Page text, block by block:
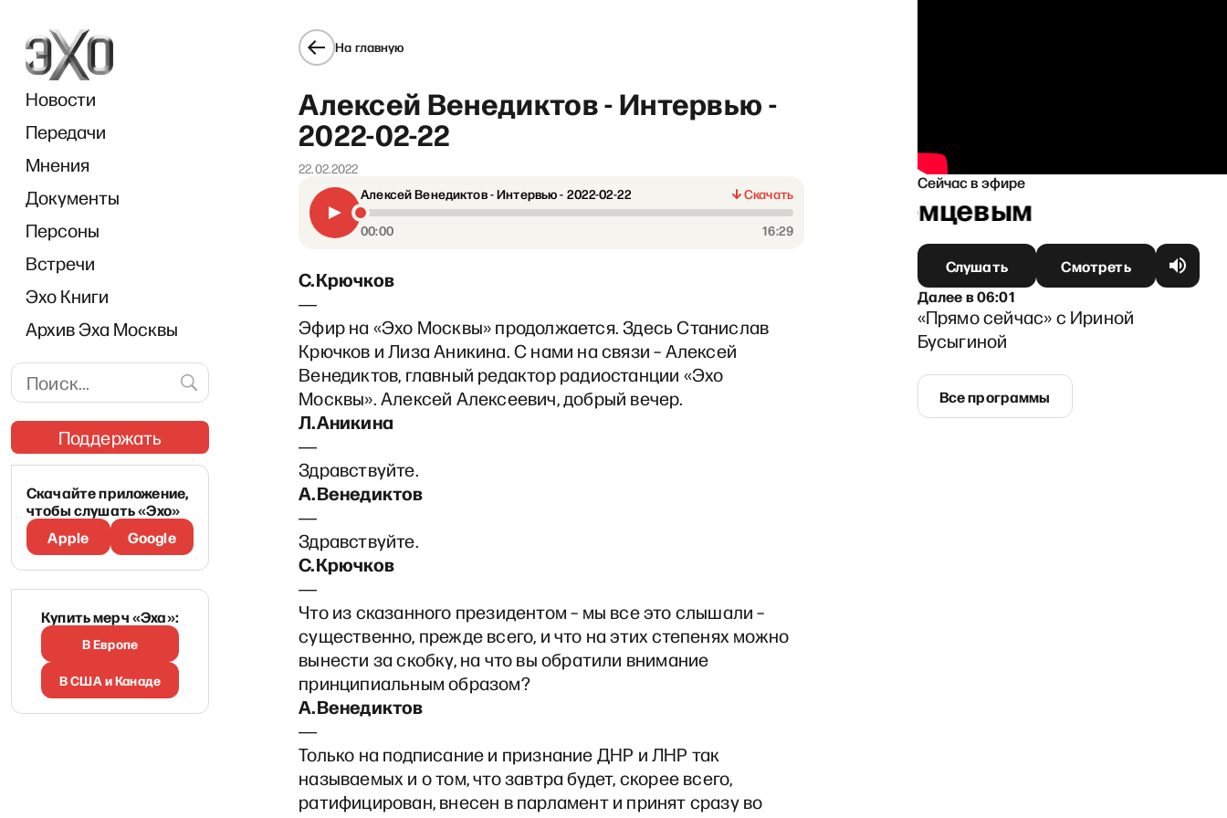
Новости
Передачи
Мнения
Документы
Персоны
Встречи
Эхо Книги
Архив Эха Москвы
Поддержать
Скачайте приложение,
чтобы слушать «Эхо»
Apple
Google
Купить мерч «Эха»:
В Европе
В США и Канаде
На главную
Алексей Венедиктов - Интервью -
2022-02-22
22.02.2022
Алексей Венедиктов - Интервью - 2022-02-22
Скачать
00:00 16:29
С.Крючков
―
Эфир на «Эхо Москвы» продолжается. Здесь Станислав
Крючков и Лиза Аникина. С нами на связи – Алексей
Венедиктов, главный редактор радиостанции «Эхо
Москвы». Алексей Алексеевич, добрый вечер.
Л.Аникина
―
Здравствуйте.
А.Венедиктов
―
Здравствуйте.
С.Крючков
―
Что из сказанного президентом – мы все это слышали –
существенно, прежде всего, и что на этих степенях можно
вынести за скобку, на что вы обратили внимание
принципиальным образом?
А.Венедиктов
―
Только на подписание и признание ДНР и ЛНР так
называемых и о том, что завтра будет, скорее всего,
ратифицирован, внесен в парламент и принят сразу во
Сейчас в эфире
«Прямо сейчас» с Владиславом Иноземцевым
Слушать
Смотреть
Далеев06:01
«Прямо сейчас» с Ириной
Бусыгиной
Все программы